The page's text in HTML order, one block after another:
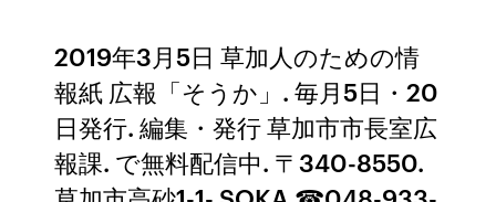
2019年3月5日 草加人のための情
報紙 広報「そうか」. 毎月5日・20
日発行. 編集・発行 草加市市長室広
報課. で無料配信中. 〒340-8550.